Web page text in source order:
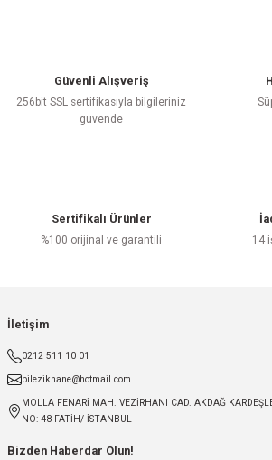
Güvenli Alışveriş
256bit SSL sertifikasıyla bilgileriniz
güvende
Sertifikalı Ürünler
%100 orijinal ve garantili 14
İletişim
0212 511 10 01
bilezikhane@hotmail.com
MOLLA FENARİ MAH. VEZİRHANI CAD. AKDAĞ
NO: 48 FATİH/ İSTANBUL
Bizden Haberdar Olun!